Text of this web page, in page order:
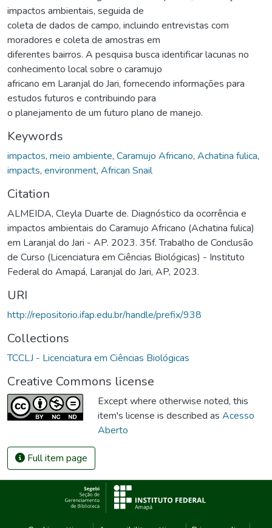
impactos ambientais, seguida de
coleta de dados de campo, incluindo entrevistas com
moradores e coleta de amostras em
diferentes bairros. A pesquisa busca identificar lacunas no
conhecimento local sobre o caramujo
africano em Laranjal do Jari, fornecendo informações para
estudos futuros e contribuindo para
o planejamento de um futuro plano de manejo.
Keywords
impactos, meio ambiente, Caramujo Africano, Achatina fulica,
impacts, environment, African Snail
Citation
ALMEIDA, Cleyla Duarte de. Diagnóstico da ocorrência e
impactos ambientais do Caramujo Africano (Achatina fulica)
em Laranjal do Jari - AP. 2023. 35f. Trabalho de Conclusão
de Curso (Licenciatura em Ciências Biológicas) - Instituto
Federal do Amapá, Laranjal do Jari, AP, 2023.
URI
http://repositorio.ifap.edu.br/handle/prefix/938
Collections
TCCLJ - Licenciatura em Ciências Biológicas
Creative Commons license
Except where otherwise noted, this
item's license is described as Acesso
Aberto
Full item page